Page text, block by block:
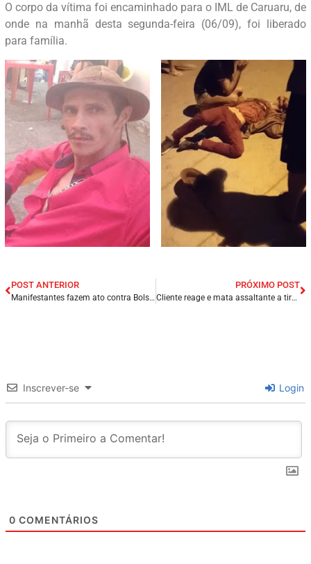
O corpo da vítima foi encaminhado para o IML de Caruaru, de
onde na manhã desta segunda-feira (06/09), foi liberado
para família.
POST ANTERIOR
Manifestantes fazem ato contra Bolsonaro em São Luís/MA.
PRÓXIMO POST
Cliente reage e mata assaltante a tiros em lanchonete na Grande Natal/RN.
Inscrever-se Login
0 COMENTÁRIOS